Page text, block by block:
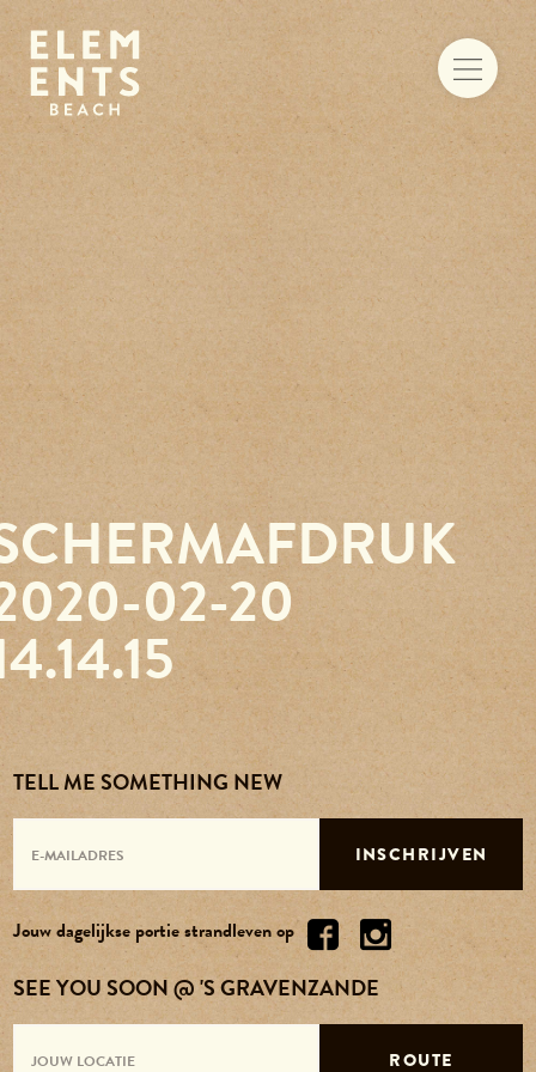
Food & drinks
Iets te vieren
Trouwen aan zee
Vergaderen
Activiteiten
Reserveren
Agenda
Contact
Over ons
Vacatures
02-20
TELL ME SOMETHING NEW
INSCHRIJVEN
Jouw dagelijkse portie strandleven op
SEE YOU SOON @ 'S GRAVENZANDE
ROUTE